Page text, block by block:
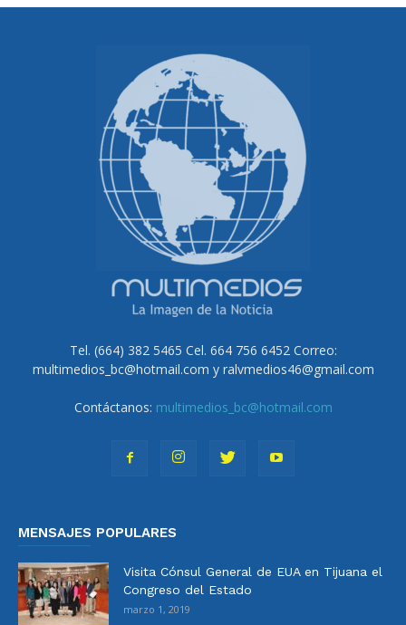
Tel. (664) 382 5465 Cel. 664 756 6452 Correo:
multimedios_bc@hotmail.com y ralvmedios46@gmail.com
Contáctanos: multimedios_bc@hotmail.com
MENSAJES POPULARES
Visita Cónsul General de EUA en Tijuana el
Congreso del Estado
marzo 1, 2019